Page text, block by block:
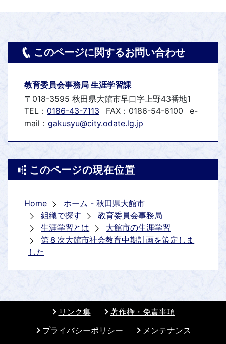
このページに関するお問い合わせ
教育委員会事務局 生涯学習課
〒018-3595 秋田県大館市早口字上野43番地1
TEL： 0186-43-7113 FAX：0186-54-6100
e-
mail： gakusyu@city.odate.lg.jp
このページの現在位置
Home
ホーム - 秋田県大館市
組織で探す
教育委員会事務局
生涯学習とは
大館市の生涯学習
第８次大館市社会教育中期計画を策定しま
した
リンク集
著作権・免責事項
プライバシーポリシー
メンテナンス